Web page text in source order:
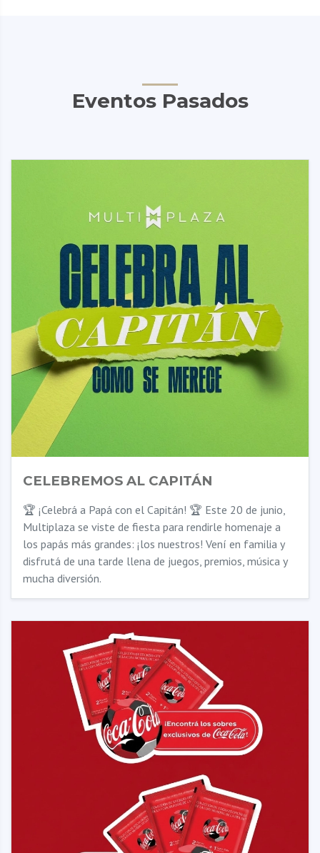
Eventos Pasados
CELEBREMOS AL CAPITÁN
🏆 ¡Celebrá a Papá con el Capitán! 🏆 Este 20 de junio,
Multiplaza se viste de fiesta para rendirle homenaje a
los papás más grandes: ¡los nuestros! Vení en familia y
disfrutá de una tarde llena de juegos, premios, música y
mucha diversión.